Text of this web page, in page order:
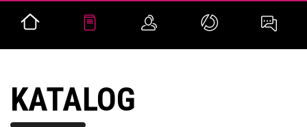
KATALOG